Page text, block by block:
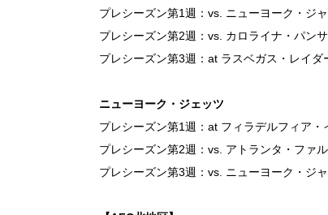
プレシーズン第1週：vs. ニューヨーク・ジ
プレシーズン第2週：vs. カロライナ・パン
プレシーズン第3週：at ラスベガス・レイダ
ニューヨーク・ジェッツ
プレシーズン第1週：at フィラデルフィア・
プレシーズン第2週：vs. アトランタ・ファ
プレシーズン第3週：vs. ニューヨーク・ジ